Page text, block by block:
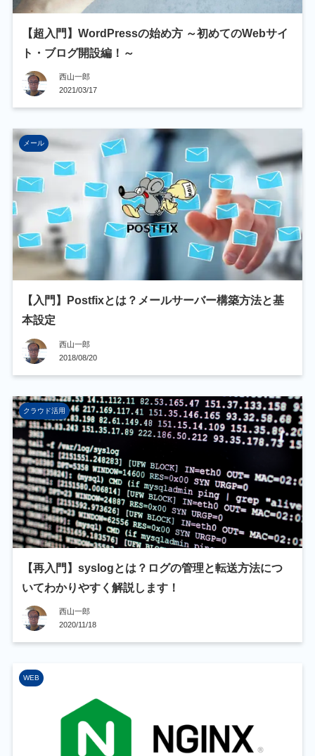
【超入門】WordPressの始め方 ～初めてのWebサイ
ト・ブログ開設編！～
西山一郎
2021/03/17
メール
【入門】Postfixとは？メールサーバー構築方法と基
本設定
西山一郎
2018/08/20
クラウド活用
【再入門】syslogとは？ログの管理と転送方法につ
いてわかりやすく解説します！
西山一郎
2020/11/18
WEB